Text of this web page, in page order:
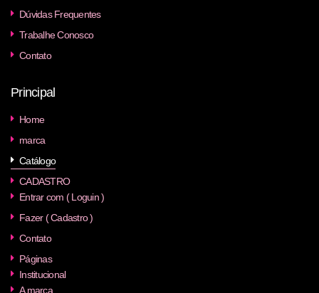
Dúvidas Frequentes
Trabalhe Conosco
Contato
Principal
Home
marca
Catálogo
CADASTRO
Entrar com ( Loguin )
Fazer ( Cadastro )
Contato
Páginas
Institucional
A marca